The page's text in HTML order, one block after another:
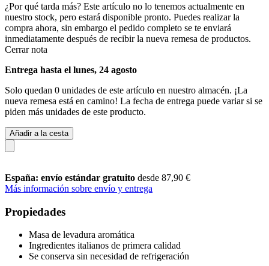
¿Por qué tarda más? Este artículo no lo tenemos actualmente en
nuestro stock, pero estará disponible pronto. Puedes realizar la
compra ahora, sin embargo el pedido completo se te enviará
inmediatamente después de recibir la nueva remesa de productos.
Cerrar nota
Entrega hasta el lunes, 24 agosto
Solo quedan 0 unidades de este artículo en nuestro almacén. ¡La
nueva remesa está en camino! La fecha de entrega puede variar si se
piden más unidades de este producto.
Añadir a la cesta
España: envío estándar gratuito desde 87,90 €
Más información sobre envío y entrega
Propiedades
Masa de levadura aromática
Ingredientes italianos de primera calidad
Se conserva sin necesidad de refrigeración